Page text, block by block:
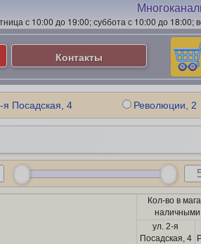
с 10:00 до 19:00; суббота с 10:00 до 18:00;
Контакты
я Посадская, 4 Революции, 2
Кол-во в
наличными
ул. 2-я
Посадская, 4